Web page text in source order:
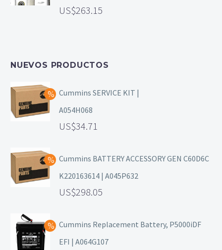
263.15
NUEVOS PRODUCTOS
Cummins SERVICE KIT |
A054H068
34.71
Cummins BATTERY ACCESSORY GEN C60D6C
K220163614 | A045P632
298.05
Cummins Replacement Battery, P5000iDF
EFI | A064G107